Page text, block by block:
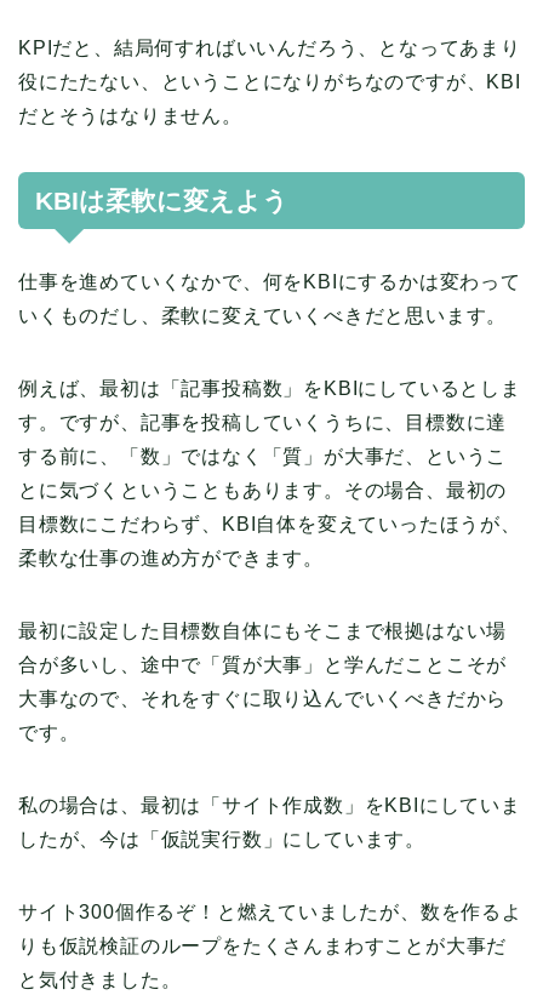
KPIだと、結局何すればいいんだろう、となってあまり
役にたたない、ということになりがちなのですが、KBI
だとそうはなりません。
KBIは柔軟に変えよう
仕事を進めていくなかで、何をKBIにするかは変わって
いくものだし、柔軟に変えていくべきだと思います。
例えば、最初は「記事投稿数」をKBIにしているとしま
す。ですが、記事を投稿していくうちに、目標数に達
する前に、「数」ではなく「質」が大事だ、というこ
とに気づくということもあります。その場合、最初の
目標数にこだわらず、KBI自体を変えていったほうが、
柔軟な仕事の進め方ができます。
最初に設定した目標数自体にもそこまで根拠はない場
合が多いし、途中で「質が大事」と学んだことこそが
大事なので、それをすぐに取り込んでいくべきだから
です。
私の場合は、最初は「サイト作成数」をKBIにしていま
したが、今は「仮説実行数」にしています。
サイト300個作るぞ！と燃えていましたが、数を作るよ
りも仮説検証のループをたくさんまわすことが大事だ
と気付きました。